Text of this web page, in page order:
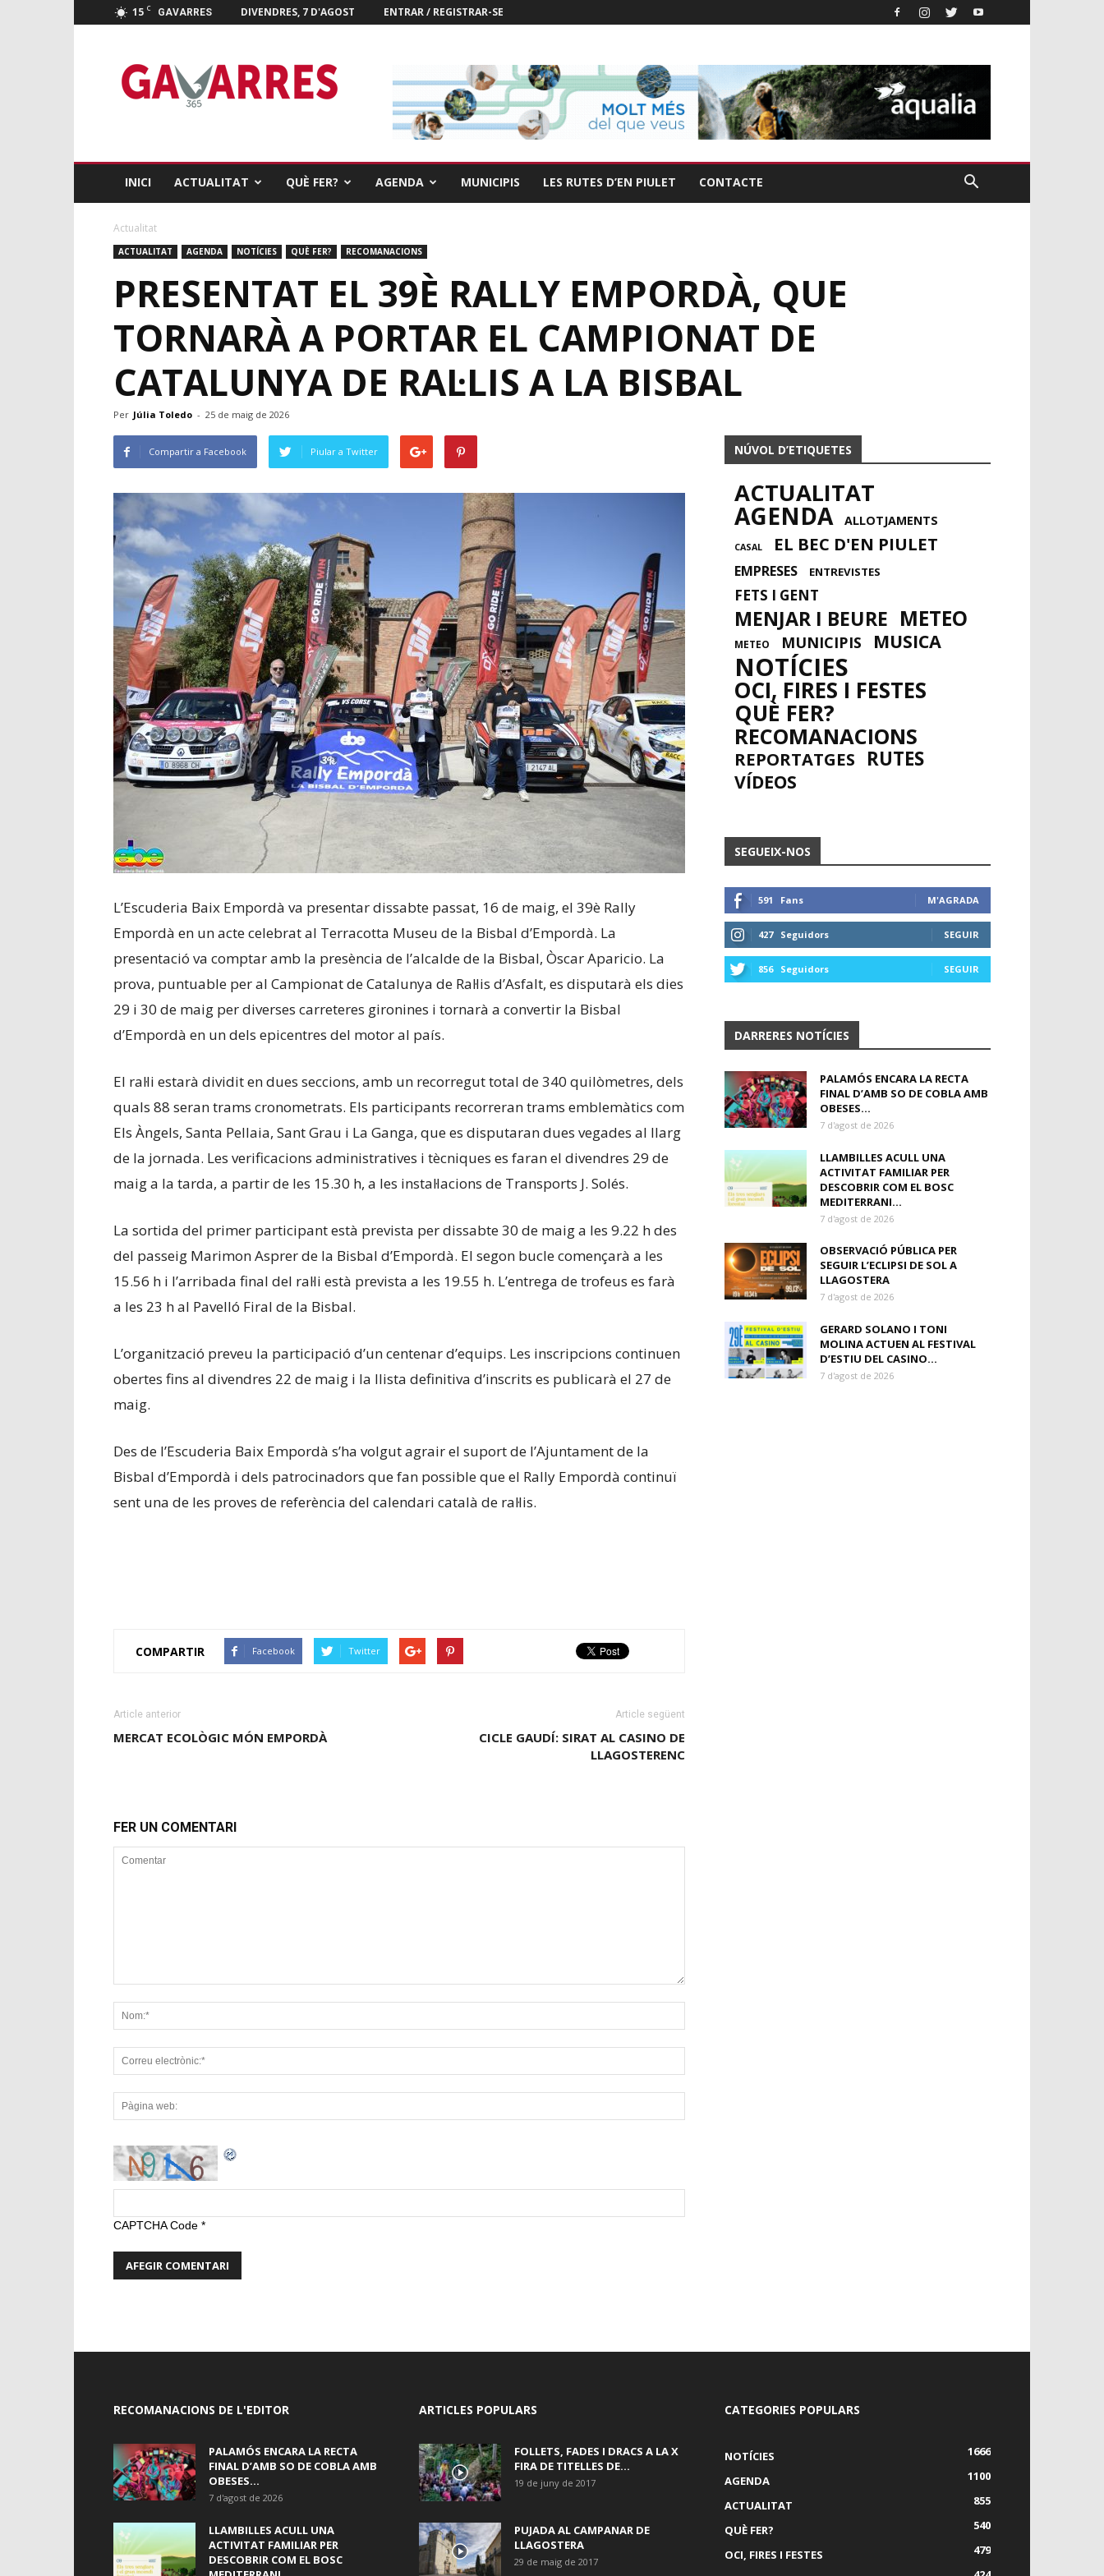
15 C GAVARRES DIVENDRES, 7 D'AGOST ENTRAR / REGISTRAR-SE
365
INICI ACTUALITAT QUÈ FER? AGENDA MUNICIPIS LES RUTES D’EN PIULET CONTACTE
Actualitat
ACTUALITAT AGENDA NOTÍCIES QUÈ FER? RECOMANACIONS
PRESENTAT EL 39È RALLY EMPORDÀ, QUE
TORNARÀ A PORTAR EL CAMPIONAT DE
CATALUNYA DE RAL·LIS A LA BISBAL
Per Júlia Toledo - 25 de maig de 2026
Compartir a Facebook Piular a Twitter
L’Escuderia Baix Empordà va presentar dissabte passat, 16 de maig, el 39è Rally
Empordà en un acte celebrat al Terracotta Museu de la Bisbal d’Empordà. La
presentació va comptar amb la presència de l’alcalde de la Bisbal, Òscar Aparicio. La
prova, puntuable per al Campionat de Catalunya de Ral·lis d’Asfalt, es disputarà els dies
29 i 30 de maig per diverses carreteres gironines i tornarà a convertir la Bisbal
d’Empordà en un dels epicentres del motor al país.
El ral·li estarà dividit en dues seccions, amb un recorregut total de 340 quilòmetres, dels
quals 88 seran trams cronometrats. Els participants recorreran trams emblemàtics com
Els Àngels, Santa Pellaia, Sant Grau i La Ganga, que es disputaran dues vegades al llarg
de la jornada. Les verificacions administratives i tècniques es faran el divendres 29 de
maig a la tarda, a partir de les 15.30 h, a les instal·lacions de Transports J. Solés.
La sortida del primer participant està prevista per dissabte 30 de maig a les 9.22 h des
del passeig Marimon Asprer de la Bisbal d’Empordà. El segon bucle començarà a les
15.56 h i l’arribada final del ral·li està prevista a les 19.55 h. L’entrega de trofeus es farà
a les 23 h al Pavelló Firal de la Bisbal.
L’organització preveu la participació d’un centenar d’equips. Les inscripcions continuen
obertes fins al divendres 22 de maig i la llista definitiva d’inscrits es publicarà el 27 de
maig.
Des de l’Escuderia Baix Empordà s’ha volgut agrair el suport de l’Ajuntament de la
Bisbal d’Empordà i dels patrocinadors que fan possible que el Rally Empordà continuï
sent una de les proves de referència del calendari català de ral·lis.
COMPARTIR Facebook Twitter
Article anterior
MERCAT ECOLÒGIC MÓN EMPORDÀ
Article següent
CICLE GAUDÍ: SIRAT AL CASINO DE
LLAGOSTERENC
FER UN COMENTARI
CAPTCHA Code *
NÚVOL D’ETIQUETES
ACTUALITAT
AGENDA ALLOTJAMENTS
CASAL EL BEC D'EN PIULET
EMPRESES ENTREVISTES
FETS I GENT
MENJAR I BEURE METEO
METEO MUNICIPIS MUSICA
NOTÍCIES
OCI, FIRES I FESTES
QUÈ FER?
RECOMANACIONS
REPORTATGES RUTES
VÍDEOS
SEGUEIX-NOS
591 Fans M'AGRADA
427 Seguidors SEGUIR
856 Seguidors SEGUIR
DARRERES NOTÍCIES
PALAMÓS ENCARA LA RECTA
FINAL D’AMB SO DE COBLA AMB
OBESES...
7 d'agost de 2026
LLAMBILLES ACULL UNA
ACTIVITAT FAMILIAR PER
DESCOBRIR COM EL BOSC
MEDITERRANI...
7 d'agost de 2026
OBSERVACIÓ PÚBLICA PER
SEGUIR L’ECLIPSI DE SOL A
LLAGOSTERA
7 d'agost de 2026
GERARD SOLANO I TONI
MOLINA ACTUEN AL FESTIVAL
D’ESTIU DEL CASINO...
7 d'agost de 2026
RECOMANACIONS DE L'EDITOR
PALAMÓS ENCARA LA RECTA
FINAL D’AMB SO DE COBLA AMB
OBESES...
7 d'agost de 2026
LLAMBILLES ACULL UNA
ACTIVITAT FAMILIAR PER
DESCOBRIR COM EL BOSC
ARTICLES POPULARS
FOLLETS, FADES I DRACS A LA X
FIRA DE TITELLES DE...
19 de juny de 2017
PUJADA AL CAMPANAR DE
LLAGOSTERA
29 de maig de 2017
CATEGORIES POPULARS
NOTÍCIES
1666
AGENDA
1100
ACTUALITAT
855
QUÈ FER?
540
OCI, FIRES I FESTES
479